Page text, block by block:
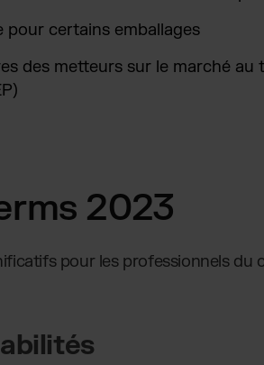
pour certains emballages
des metteurs sur le marché au
2023
pour les professionnels du